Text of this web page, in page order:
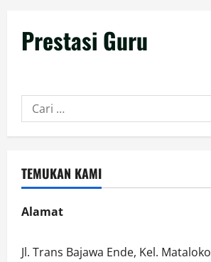
Prestasi Guru
Cari
untuk:
TEMUKAN KAMI
Alamat
Jl. Trans Bajawa Ende, Kel. Mataloko